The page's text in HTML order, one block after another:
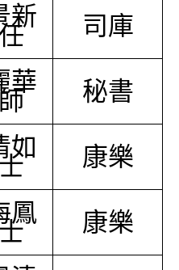
新 司庫
華 秘書
如 康樂
鳳 康樂